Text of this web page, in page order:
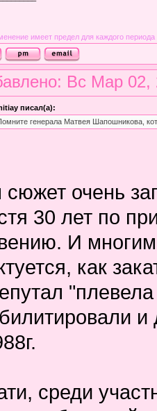
имеет предел для каждого периода
Вс Мар 02,
писал(а):
генерала Матвея Шапошникова,
очень
30 лет по
И
как
среди